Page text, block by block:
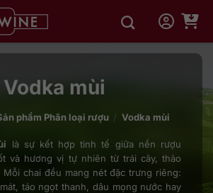
Vodka mùi
phẩm Phân loại rượu / Vodka mùi
là sự kết hợp tinh tế giữa nền rượu
và hương vị tự nhiên từ trái cây, thảo
Mỗi chai đều mang nét đặc trưng riêng:
táo ngọt thanh, dâu mọng nước hay